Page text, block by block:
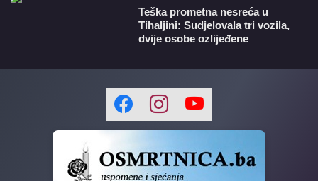
Teška prometna nesreća u
Tihaljini: Sudjelovala tri vozila,
dvije osobe ozlijeđene